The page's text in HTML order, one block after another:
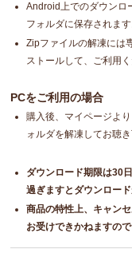
Android上でのダウンロ
フォルダに保存されます
Zipファイルの解凍には
ストールして、ご利用く
PCをご利用の場合
購入後、マイページよ
ォルダを解凍してお聴き
ダウンロード期限は30
過ぎますとダウンロー
商品の特性上、キャン
お受けできかねますので